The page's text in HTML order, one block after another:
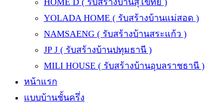
YOLADA HOME ( รับสร้างบ้านแม่สอด )
NAMSAENG ( รับสร้างบ้านสระแก้ว )
JP J ( รับสร้างบ้านปทุมธานี )
MILI HOUSE ( รับสร้างบ้านอุบลราชธานี )
หน้าแรก
แบบบ้านชั้นครึ่ง